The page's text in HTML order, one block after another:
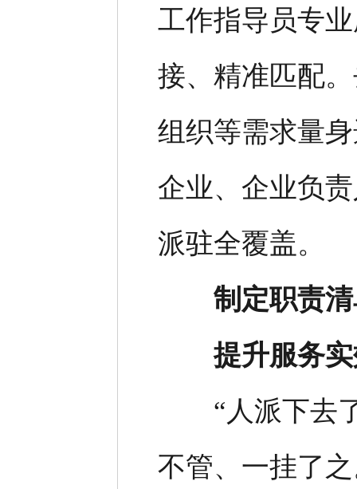
工作指导员专
接、精准匹配
组织等需求量
企业、企业负
派驻全覆盖。
制定职责清
提升服务实
“人派下去了
不管、一挂了